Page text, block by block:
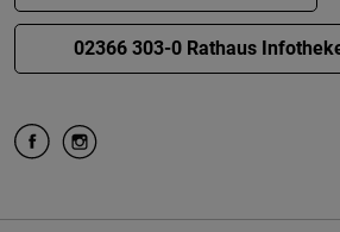
02366 303-0 Rathaus